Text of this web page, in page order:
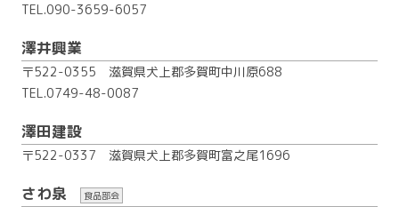
TEL.090-3659-6057
澤井興業
〒522-0355 滋賀県犬上郡多賀町中川原688
TEL.0749-48-0087
澤田建設
〒522-0337 滋賀県犬上郡多賀町富之尾1696
さわ泉 食品部会